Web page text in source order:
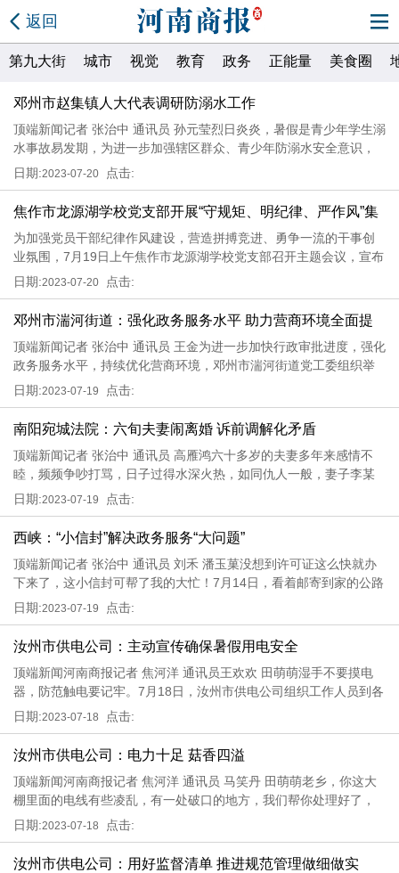
返回
第九大街 城市 视觉 教育 政务 正能量 美食圈
邓州市赵集镇人大代表调研防溺水工作
顶端新闻记者 张治中 通讯员 孙元莹烈日炎炎，暑假是青少年学生溺
水事故易发期，为进一步加强辖区群众、青少年防溺水安全意识，
预防溺水事故的发生，7月18日，邓州市赵集镇组织市镇人大代表调
的调
日期:2023-07-20 点击:
焦作市龙源湖学校党支部开展“守规矩、明纪律、严作风”集
中整顿月活动
为加强党员干部纪律作风建设，营造拼搏竞进、勇争一流的干事创
业氛围，7月19日上午焦作市龙源湖学校党支部召开主题会议，宣布
开展守规矩、明纪律、严作风集中整顿月活动。该校党支部书记李
平总书
日期:2023-07-20 点击:
邓州市湍河街道：强化政务服务水平 助力营商环境全面提
升
顶端新闻记者 张治中 通讯员 王金为进一步加快行政审批进度，强化
政务服务水平，持续优化营商环境，邓州市湍河街道党工委组织举
办政务服务业务培训会，街道行政审批服务中心、相关处直单位业
工委
日期:2023-07-19 点击:
南阳宛城法院：六旬夫妻闹离婚 诉前调解化矛盾
顶端新闻记者 张治中 通讯员 高雁鸿六十多岁的夫妻多年来感情不
睦，频频争吵打骂，日子过得水深火热，如同仇人一般，妻子李某
感觉身心俱疲，一纸诉状请求判决离婚近日，南阳市宛城区人民法
句号，
日期:2023-07-19 点击:
西峡：“小信封”解决政务服务“大问题”
顶端新闻记者 张治中 通讯员 刘禾 潘玉菓没想到许可证这么快就办
下来了，这小信封可帮了我的大忙！7月14日，看着邮寄到家的公路
超限运输许可证，刘先生兴奋地说道。一周前，刘先生前往南阳市
驶证
日期:2023-07-19 点击:
汝州市供电公司：主动宣传确保暑假用电安全
顶端新闻河南商报记者 焦河洋 通讯员王欢欢 田萌萌湿手不要摸电
器，防范触电要记牢。7月18日，汝州市供电公司组织工作人员到各
商场、小区及人员密集的场所宣传安全用电知识，讲解安全用电注
全。当前
日期:2023-07-18 点击:
汝州市供电公司：电力十足 菇香四溢
顶端新闻河南商报记者 焦河洋 通讯员 马笑丹 田萌萌老乡，你这大
棚里面的电线有些凌乱，有一处破口的地方，我们帮你处理好了，
可以安心用电了。7月17日，汝州市供电公司焦裕禄共产党员服务队
电情
日期:2023-07-18 点击:
汝州市供电公司：用好监督清单 推进规范管理做细做实